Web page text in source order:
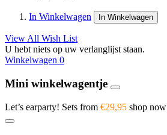
In Winkelwagen In Winkelwagen
View All Wish List
U hebt niets op uw verlanglijst staan.
Winkelwagen 0
Mini winkelwagentje
Let’s earparty! Sets from €29,95 shop now